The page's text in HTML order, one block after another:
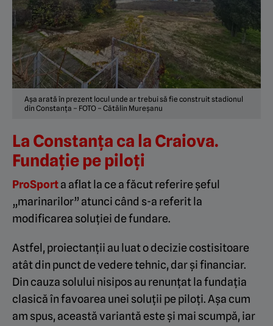
Așa arată în prezent locul unde ar trebui să fie construit stadionul
din Constanța – FOTO – Cătălin Mureșanu
La Constanța ca la Craiova.
Fundație pe piloți
ProSporta aflat la ce a făcut referire șeful
„marinarilor” atunci când s-a referit la
modificarea soluției de fundare.
Astfel, proiectanții au luat o decizie costisitoare
atât din punct de vedere tehnic, dar și financiar.
Din cauza solului nisipos au renunțat la fundația
clasică în favoarea unei soluții pe piloți. Așa cum
am spus, această variantă este și mai scumpă, iar